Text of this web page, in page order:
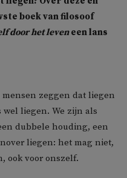
boek van filosoof
door het leveneen lans
mensen zeggen dat liegen
liegen. We zijn als
dubbele houding, een
liegen: het mag niet,
ook voor onszelf.